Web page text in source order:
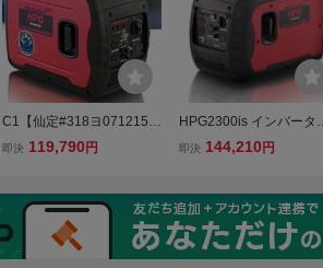
C1【仙定#318ヨ071215-
2】メイホー １6アンペ
即決 119,790円
HPG2300is インバータ発
電機 ワキタMEIHO
即決 144,210円